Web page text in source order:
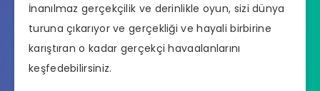
İnanılmaz gerçekçilik ve derinlikle oyun, sizi dünya
turuna çıkarıyor ve gerçekliği ve hayali birbirine
karıştıran o kadar gerçekçi havaalanlarını
keşfedebilirsiniz.